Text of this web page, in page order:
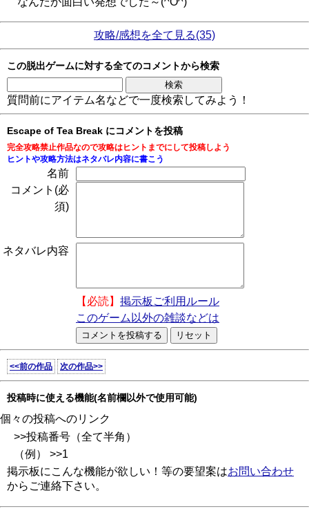
攻略/感想を全て見る(35)
この脱出ゲームに対する全てのコメントから検索
質問前にアイテム名などで一度検索してみよう！
Escape of Tea Break にコメントを投稿
完全攻略禁止作品なので攻略はヒントまでにして投稿しよう
ヒントや攻略方法はネタバレ内容に書こう
名前
コメント(必
須)
ネタバレ内容
【必読】 掲示板ご利用ルール
このゲーム以外の雑談などは
<<前の作品 次の作品>>
投稿時に使える機能(名前欄以外で使用可能)
個々の投稿へのリンク
>>投稿番号（全て半角）
（例） >>1
掲示板にこんな機能が欲しい！等の要望案はお問い合わせ
からご連絡下さい。